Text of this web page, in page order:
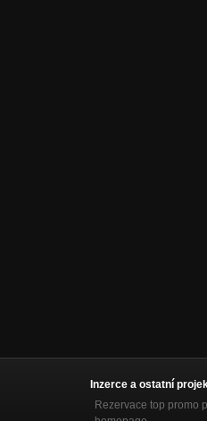
Inzerce a ostatní
Rezervace top promo